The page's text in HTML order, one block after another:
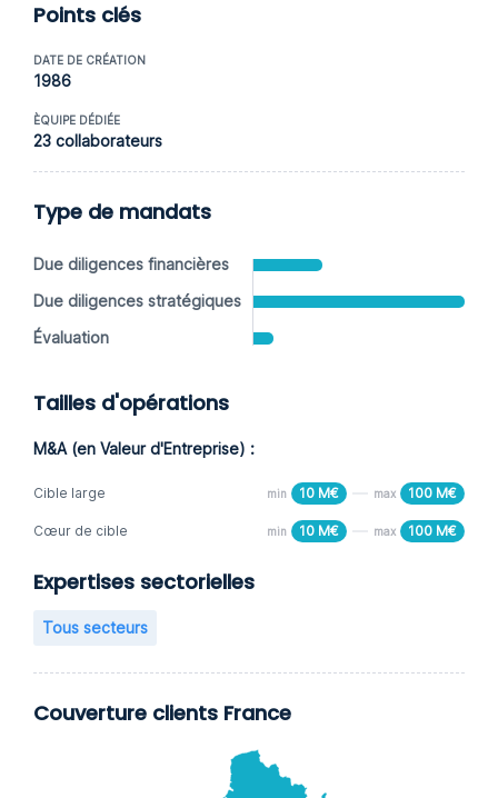
Points clés
DATE DE CRÉATION
1986
ÈQUIPE DÉDIÉE
23 collaborateurs
Type de mandats
Due diligences financières
Due diligences stratégiques
Évaluation
Tailles d'opérations
M&A (en Valeur d'Entreprise) :
Cible large min 10 M€ max 100 M€
Cœur de cible min 10 M€ max 100 M€
Expertises sectorielles
Tous secteurs
Couverture clients France